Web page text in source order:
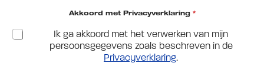
Akkoord met Privacyverklaring *
Ik ga akkoord met het verwerken van mijn
persoonsgegevens zoals beschreven in de
Privacyverklaring.